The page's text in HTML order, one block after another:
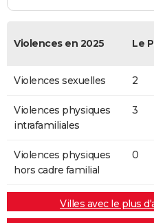
Violences en 2025 Le
Violences sexuelles 2
Violences physiques
intrafamiliales
3
Violences physiques
hors cadre familial
0
Villes avec le plus